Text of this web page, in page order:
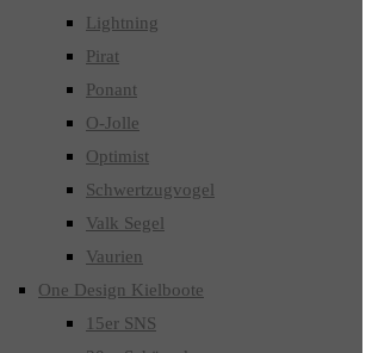
Lightning
Pirat
Ponant
O-Jolle
Optimist
Schwertzugvogel
Valk Segel
Vaurien
One Design Kielboote
15er SNS